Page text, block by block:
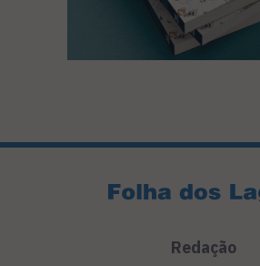
Redação